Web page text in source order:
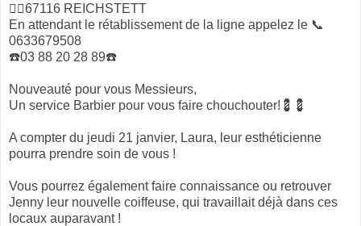
🦸‍♀️67116 REICHSTETT
En attendant le rétablissement de la ligne appelez le 📞
0633679508
☎️03 88 20 28 89☎️
Nouveauté pour vous Messieurs,
Un service Barbier pour vous faire chouchouter!💈💈
A compter du jeudi 21 janvier, Laura, leur esthéticienne
pourra prendre soin de vous !
Vous pourrez également faire connaissance ou retrouver
Jenny leur nouvelle coiffeuse, qui travaillait déjà dans ces
locaux auparavant !